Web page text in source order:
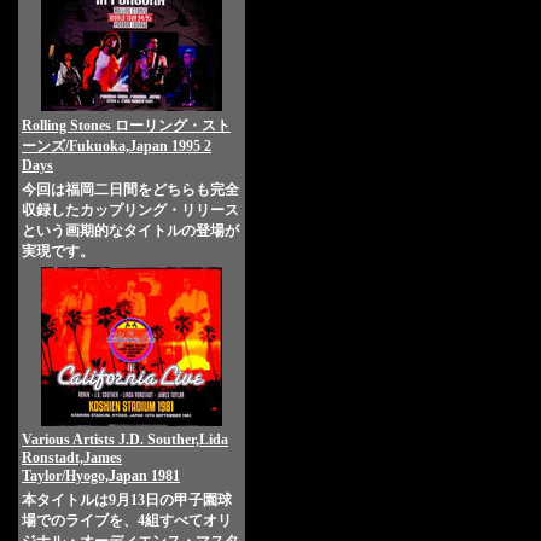
Rolling Stones ローリング・スト
ーンズ/Fukuoka,Japan 1995 2
Days
今回は福岡二日間をどちらも完全
収録したカップリング・リリース
という画期的なタイトルの登場が
実現です。
Various Artists J.D. Souther,Lida
Ronstadt,James
Taylor/Hyogo,Japan 1981
本タイトルは9月13日の甲子園球
場でのライブを、4組すべてオリ